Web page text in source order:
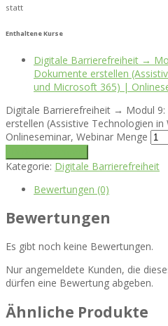
statt
Enthaltene Kurse
Digitale Barrierefreiheit →
Dokumente erstellen
und Microsoft 365) |
Digitale Barrierefreiheit → Modul
erstellen (Assistive Technologien
Onlineseminar, Webinar Menge
Kategorie: Digitale Barrierefreiheit
Bewertungen (0)
Bewertungen
Es gibt noch keine Bewertungen.
Nur angemeldete Kunden, die
dürfen eine Bewertung abgeben.
Ähnliche Produkte